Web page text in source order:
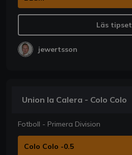
Läs tipset
jewertsson
Union la Calera - Colo Colo
Fotboll - Primera Division
Colo Colo -0.5